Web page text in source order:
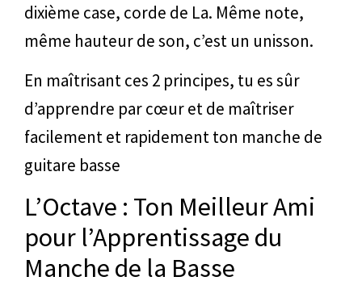
dixième case, corde de La. Même note,
même hauteur de son, c’est un unisson.
En maîtrisant ces 2 principes, tu es sûr
d’apprendre par cœur et de maîtriser
facilement et rapidement ton manche de
guitare basse
L’Octave : Ton Meilleur Ami
pour l’Apprentissage du
Manche de la Basse